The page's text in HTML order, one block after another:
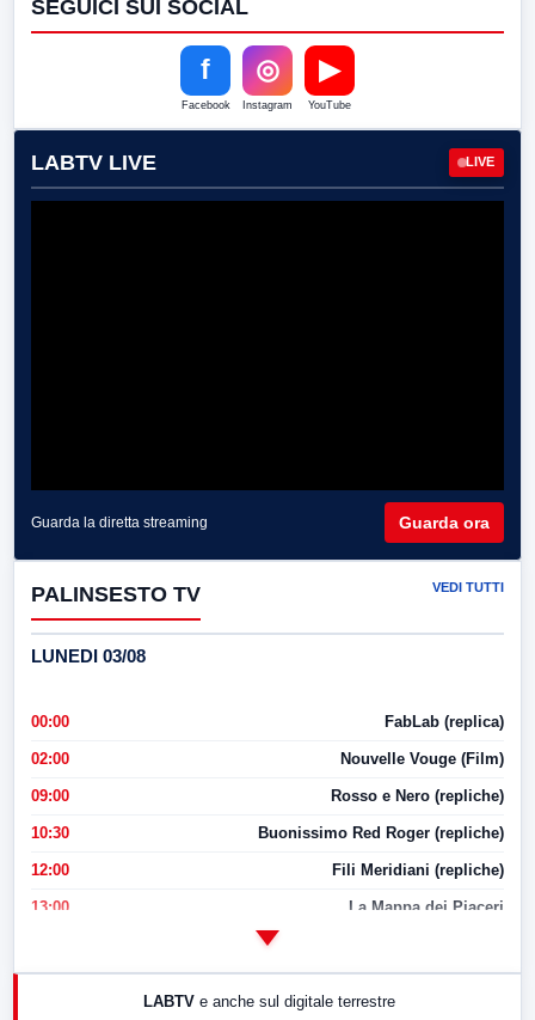
SEGUICI SUI SOCIAL
f
Facebook
◎
Instagram
▶
YouTube
LABTV LIVE LIVE
Guarda la diretta streaming Guarda ora
PALINSESTO TV VEDI TUTTI
LUNEDI 03/08
00:00 FabLab (replica)
02:00 Nouvelle Vouge (Film)
09:00 Rosso e Nero (repliche)
10:30 Buonissimo Red Roger (repliche)
12:00 Fili Meridiani (repliche)
13:00 La Mappa dei Piaceri
LABTV e anche sul digitale terrestre